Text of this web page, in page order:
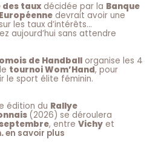
des taux décidée par la Banque
devrait avoir une
les taux d’intérêts…
aujourd’hui sans attendre
de Handball organise les 4
tournoi Wom’Hand, pour
le sport élite féminin.
édition du Rallye
(2026) se déroulera
septembre, entre Vichy et
en savoir plus